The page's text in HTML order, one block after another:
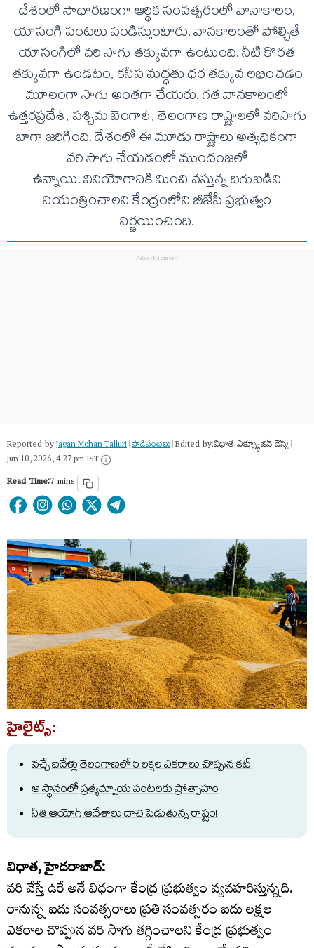
దేశంలో సాధారణంగా ఆర్థిక సంవత్సరంలో వానాకాలం,
యాసంగి పంటలు పండిస్తుంటారు. వానకాలంతో పోల్చితే
యాసంగిలో వరి సాగు తక్కువగా ఉంటుంది. నీటి కొరత
తక్కువగా ఉండటం, కనీస మద్ధతు ధర తక్కువ లభించడం
మూలంగా సాగు అంతగా చేయరు. గత వానకాలంలో
ఉత్తరప్రదేశ్, పశ్చిమ బెంగాల్, తెలంగాణ రాష్ట్రాలలో వరిసాగు
బాగా జరిగింది. దేశంలో ఈ మూడు రాష్ట్రాలు అత్యధికంగా
వరి సాగు చేయడంలో ముందంజలో
ఉన్నాయి. వినియోగానికి మించి వస్తున్న దిగుబడిని
నియంత్రించాలని కేంద్రంలోని బీజేపీ ప్రభుత్వం
నిర్ణయించింది.
Reported by:Jagan Mohan Talluri|పాడిపంటలు|Edited by:విధాత ఎక్స్క్లూజివ్ డెస్క్|
Jun 10, 2026, 4:27 pm IST
Read Time:7 mins
హైలైట్స్:
వచ్చే ఐదేళ్లు తెలంగాణలో 5 లక్షల ఎకరాలు చొప్పున కట్
ఆ స్థానంలో ప్రత్యమ్నాయ పంటలకు ప్రోత్సాహం
నీతి ఆయోగ్ ఆదేశాలు దాచి పెడుతున్న రాష్ట్రం!
విధాత, హైదరాబాద్:
వరి వేస్తే ఉరే అనే విధంగా కేంద్ర ప్రభుత్వం వ్యవహరిస్తున్నది.
రానున్న ఐదు సంవత్సరాలు ప్రతి సంవత్సరం ఐదు లక్షల
ఎకరాల చొప్పున వరి సాగు తగ్గించాలని కేంద్ర ప్రభుత్వం